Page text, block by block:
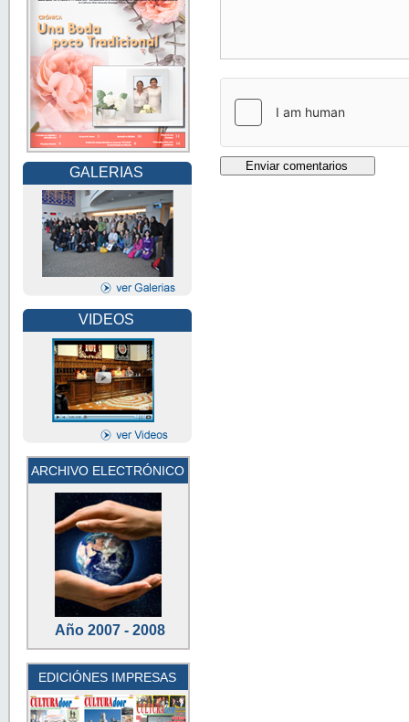
GALERIAS
VIDEOS
ARCHIVO ELECTRÓNICO
Año 2007 - 2008
EDICIÓNES IMPRESAS